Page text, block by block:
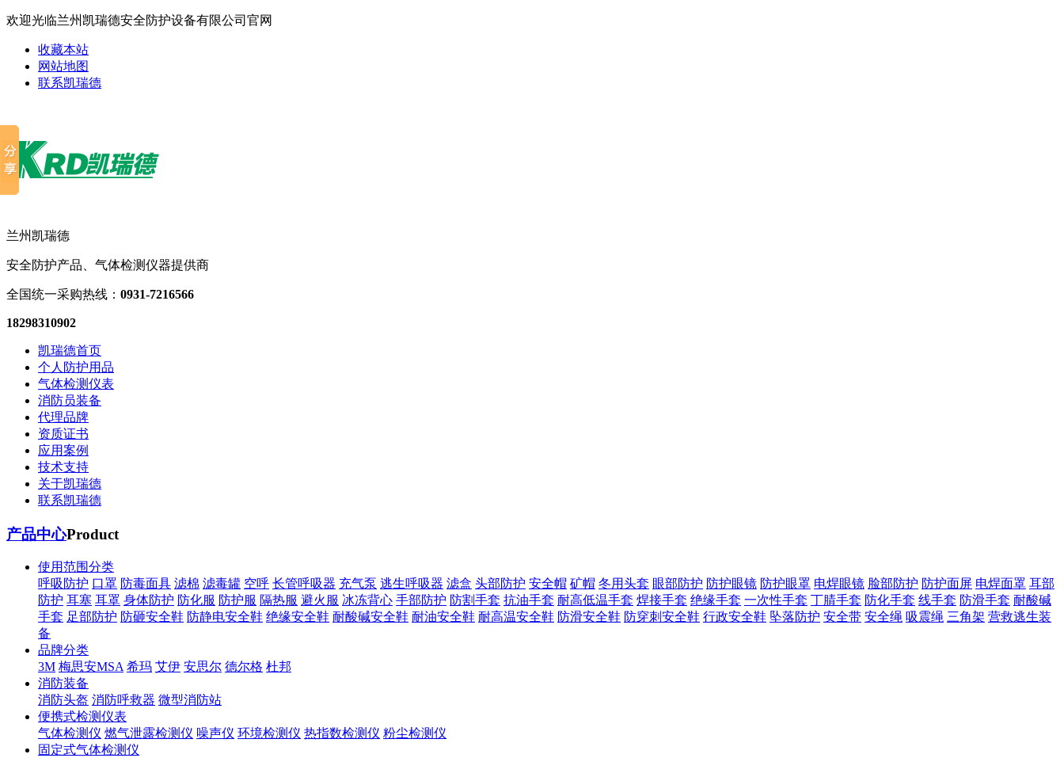
欢迎光临兰州凯瑞德安全防护设备有限公司官网
收藏本站
网站地图
联系凯瑞德
兰州凯瑞德
安全防护产品、气体检测仪器提供商
全国统一采购热线： 0931-7216566
18298310902
凯瑞德首页
个人防护用品
气体检测仪表
消防员装备
代理品牌
资质证书
应用案例
技术支持
关于凯瑞德
联系凯瑞德
产品中心Product
使用范围分类
呼吸防护 口罩 防毒面具 滤棉 滤毒罐 空呼 长管呼吸器 充气泵 逃生呼吸器 滤盒 头部防护 安全帽 矿帽 冬用头套 眼部防护 防护眼镜 防护眼罩 电焊眼镜 脸部防护 防护面屏 电焊面罩 耳部
防护 耳塞 耳罩 身体防护 防化服 防护服 隔热服 避火服 冰冻背心 手部防护 防割手套 抗油手套 耐高低温手套 焊接手套 绝缘手套 一次性手套 丁腈手套 防化手套 线手套 防滑手套 耐酸碱
手套 足部防护 防砸安全鞋 防静电安全鞋 绝缘安全鞋 耐酸碱安全鞋 耐油安全鞋 耐高温安全鞋 防滑安全鞋 防穿刺安全鞋 行政安全鞋 坠落防护 安全带 安全绳 吸震绳 三角架 营救逃生装
备
品牌分类
3M 梅思安MSA 希玛 艾伊 安思尔 德尔格 杜邦
消防装备
消防头盔 消防呼救器 微型消防站
便携式检测仪表
气体检测仪 燃气泄露检测仪 噪声仪 环境检测仪 热指数检测仪 粉尘检测仪
固定式气体检测仪